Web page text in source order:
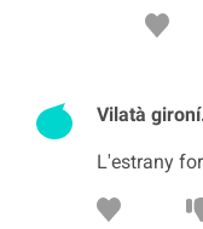
Vilatà
L'estrany